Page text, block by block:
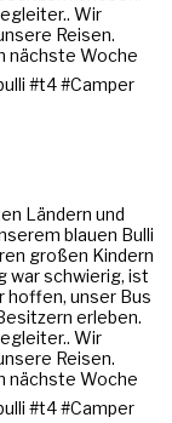
Ländern und
blauen Bulli
großen Kindern
war schwierig, ist
hoffen, unser Bus
erleben.
Wir
Reisen.
nächste Woche
#t4 #Camper